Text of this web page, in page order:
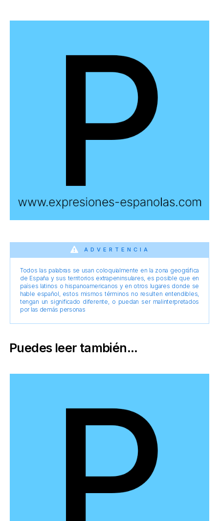
ADVERTENCIA
Todos las palabras se usan coloquialmente en la zona geográfica
de España y sus territorios extrapeninsulares, es posible que en
países latinos o hispanoamericanos y en otros lugares donde se
hable español, estos mismos términos no resulten entendibles,
tengan un significado diferente, o puedan ser malinterpretados
por las demás personas
Puedes leer también...